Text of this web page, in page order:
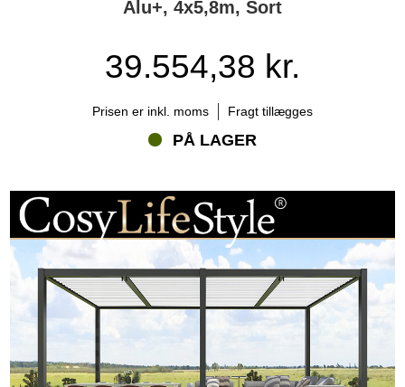
Alu+, 4x5,8m, Sort
39.554,38 kr.
Prisen er inkl. moms Fragt tillægges
PÅ LAGER